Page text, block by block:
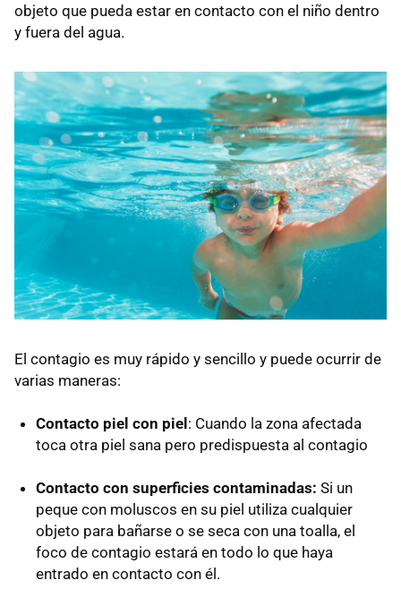
objeto que pueda estar en contacto con el niño dentro
y fuera del agua.
El contagio es muy rápido y sencillo y puede ocurrir de
varias maneras:
Contacto piel con piel: Cuando la zona afectada
toca otra piel sana pero predispuesta al contagio
Contacto con superficies contaminadas: Si un
peque con moluscos en su piel utiliza cualquier
objeto para bañarse o se seca con una toalla, el
foco de contagio estará en todo lo que haya
entrado en contacto con él.